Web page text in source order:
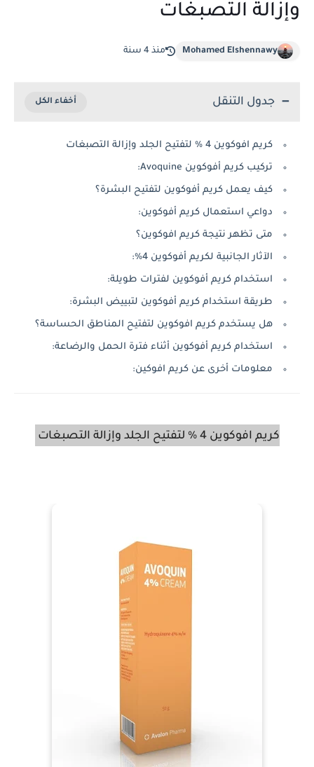
وإزالة التصبغات
Mohamed Elshennawy منذ 4 سنة
جدول التنقل
كريم افوكوين 4 % لتفتيح الجلد وإزالة التصبغات
تركيب كريم أفوكوين Avoquine:
كيف يعمل كريم أفوكوين لتفتيح البشرة؟
دواعي استعمال كريم أفوكوين:
متى تظهر نتيجة كريم افوكوين؟
الآثار الجانبية لكريم أفوكوين 4%:
استخدام كريم أفوكوين لفترات طويلة:
طريقة استخدام كريم أفوكوين لتبييض البشرة:
هل يستخدم كريم افوكوين لتفتيح المناطق الحساسة؟
استخدام كريم أفوكوين أثناء فترة الحمل والرضاعة:
معلومات أخرى عن كريم افوكين:
كريم افوكوين 4 % لتفتيح الجلد وإزالة التصبغات